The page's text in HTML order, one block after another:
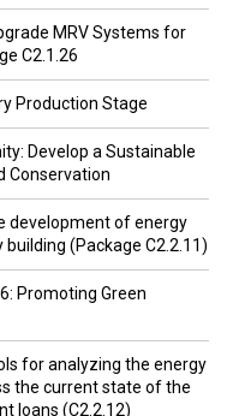
MRV Systems for
C2.1.26
Production Stage
Develop a Sustainable
Conservation
development of energy
(Package C2.2.11)
Promoting Green
for analyzing the energy
the current state of the
loans (C2.2.12)